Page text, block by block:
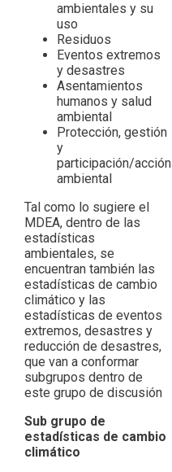
ambientales y su
uso
Residuos
Eventos extremos
y desastres
Asentamientos
humanos y salud
ambiental
Protección, gestión
y
participación/acción
ambiental
Tal como lo sugiere el
MDEA, dentro de las
estadísticas
ambientales, se
encuentran también las
estadísticas de cambio
climático y las
estadísticas de eventos
extremos, desastres y
reducción de desastres,
que van a conformar
subgrupos dentro de
este grupo de discusión
Sub grupo de
estadísticas de cambio
climático